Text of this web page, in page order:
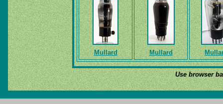
Mullard Mullard
Use browser